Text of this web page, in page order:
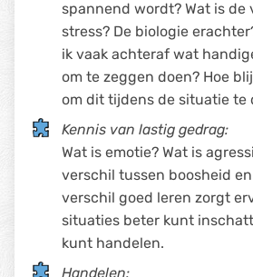
spannend wordt? Wat is de
stress? De biologie
ik vaak achteraf wat
om te zeggen doen? Hoe
om dit tijdens de situatie te
Kennis van lastig gedrag:
Wat is emotie? Wat is
verschil tussen boosheid
verschil goed leren zorgt
situaties beter kunt
kunt handelen.
Handelen: